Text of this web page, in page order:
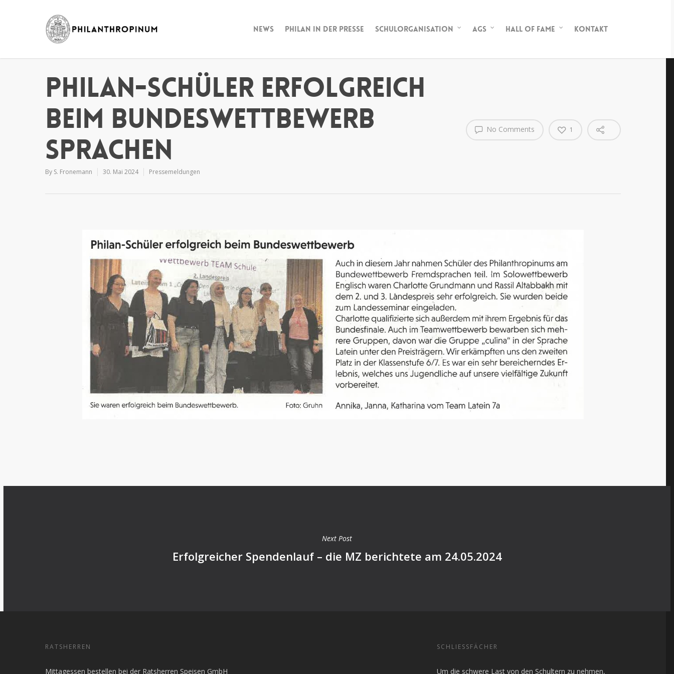
News Philan in der Presse Schulorganisation AGs Hall of Fame Kontakt
Philan-Schüler erfolgreich
beim Bundeswettbewerb
Sprachen
By S. Fronemann 30. Mai 2024 Pressemeldungen
No Comments 1
Next Post
Erfolgreicher Spendenlauf – die MZ berichtete am 24.05.2024
RATSHERREN
Mittagessen bestellen bei der Ratsherren Speisen GmbH
SCHLIESSFÄCHER
Um die schwere Last von den Schultern zu nehmen,